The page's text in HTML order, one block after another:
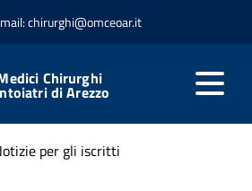
chirurghi@omceoar.it
Chirurghi
di Arezzo
per gli iscritti